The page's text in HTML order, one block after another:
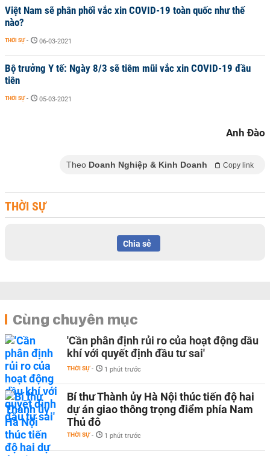
Việt Nam sẽ phân phối vắc xin COVID-19 toàn quốc như thế
nào?
THỜI SỰ - 06-03-2021
Bộ trưởng Y tế: Ngày 8/3 sẽ tiêm mũi vắc xin COVID-19 đầu
tiên
THỜI SỰ - 05-03-2021
Anh Đào
Theo Doanh Nghiệp & Kinh Doanh Copy link
THỜI SỰ
Chia sẻ
Cùng chuyên mục
'Cần phân định rủi ro của hoạt động dầu
khí với quyết định đầu tư sai'
THỜI SỰ - 1 phút trước
Bí thư Thành ủy Hà Nội thúc tiến độ hai
dự án giao thông trọng điểm phía Nam
Thủ đô
THỜI SỰ - 1 phút trước